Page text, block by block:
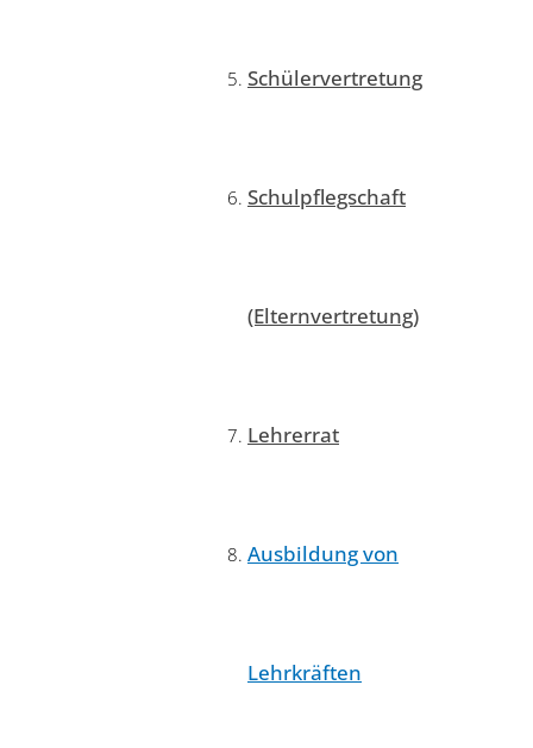
Schülervertretung
Schulpflegschaft
(Elternvertretung)
Lehrerrat
Ausbildung von
Lehrkräften